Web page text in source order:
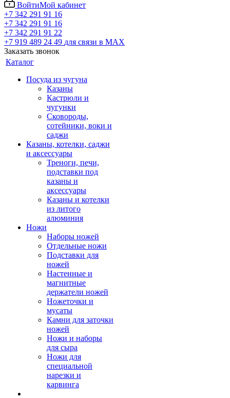
ВойтиМой кабинет
+7 342 291 91 16
+7 342 291 91 16
+7 342 291 91 22
+7 919 489 24 49 для связи в МАХ
Заказать звонок
Каталог
Посуда из чугуна
Казаны
Кастрюли и
чугунки
Сковороды,
сотейники, воки и
саджи
Казаны, котелки, саджи
и аксессуары
Треноги, печи,
подставки под
казаны и
аксессуары
Казаны и котелки
из литого
алюминия
Ножи
Наборы ножей
Отдельные ножи
Подставки для
ножей
Настенные и
магнитные
держатели ножей
Ножеточки и
мусаты
Камни для заточки
ножей
Ножи и наборы
для сыра
Ножи для
специальной
нарезки и
карвинга